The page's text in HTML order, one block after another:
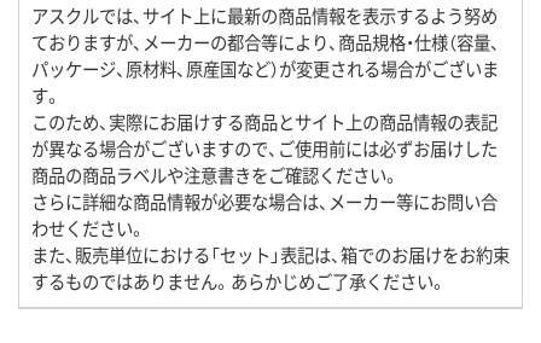
アスクルでは、サイト上に最新の商品情報を表示するよう努め
ておりますが、メーカーの都合等により、商品規格・仕様（容量、
パッケージ、原材料、原産国など）が変更される場合がございま
す。
このため、実際にお届けする商品とサイト上の商品情報の表記
が異なる場合がございますので、ご使用前には必ずお届けした
商品の商品ラベルや注意書きをご確認ください。
さらに詳細な商品情報が必要な場合は、メーカー等にお問い合
わせください。
また、販売単位における「セット」表記は、箱でのお届けをお約束
するものではありません。あらかじめご了承ください。